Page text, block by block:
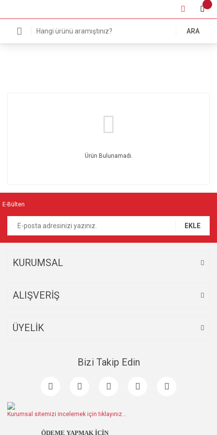
ARA
Ürün Bulunamadı.
E-Bülten
EKLE
KURUMSAL
ALIŞVERİŞ
ÜYELİK
Bizi Takip Edin
Kurumsal sitemizi incelemek için tıklayınız...
ÖDEME YAPMAK İÇİN